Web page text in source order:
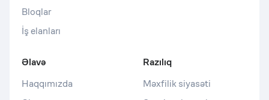
Bloqlar
İş elanları
Əlavə
Haqqımızda
Razılıq
Məxfilik siyasəti